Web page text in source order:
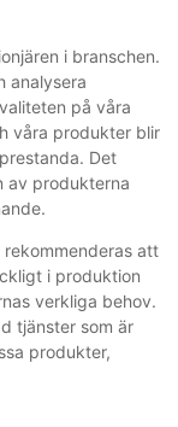
i branschen.
analysera
på våra
våra produkter blir
Det
av produkterna
att
i produktion
verkliga behov.
tjänster som är
produkter,